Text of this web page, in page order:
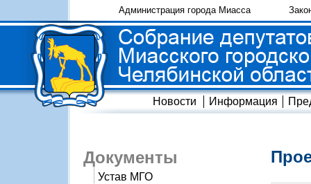
Администрация города Миасса
Новости Информация
Документы
Устав МГО